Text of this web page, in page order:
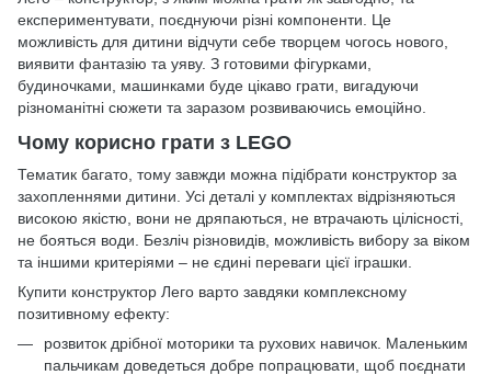
експериментувати, поєднуючи різні компоненти. Це
можливість для дитини відчути себе творцем чогось нового,
виявити фантазію та уяву. З готовими фігурками,
будиночками, машинками буде цікаво грати, вигадуючи
різноманітні сюжети та заразом розвиваючись емоційно.
Чому корисно грати з LEGO
Тематик багато, тому завжди можна підібрати конструктор за
захопленнями дитини. Усі деталі у комплектах відрізняються
високою якістю, вони не дряпаються, не втрачають цілісності,
не бояться води. Безліч різновидів, можливість вибору за віком
та іншими критеріями – не єдині переваги цієї іграшки.
Купити конструктор Лего варто завдяки комплексному
позитивному ефекту:
розвиток дрібної моторики та рухових навичок. Маленьким
пальчикам доведеться добре попрацювати, щоб поєднати